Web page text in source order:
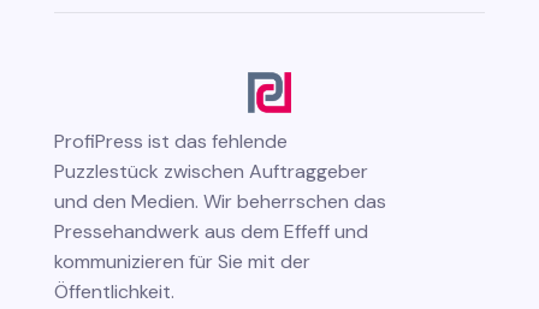
ProfiPress ist das fehlende
Puzzlestück zwischen Auftraggeber
und den Medien. Wir beherrschen das
Pressehandwerk aus dem Effeff und
kommunizieren für Sie mit der
Öffentlichkeit.